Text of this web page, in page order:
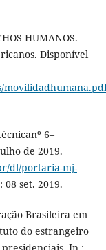
HUMANOS.
Disponível
6–
de 2019.
dl/portaria-mj-
08 set. 2019.
Brasileira em
do estrangeiro